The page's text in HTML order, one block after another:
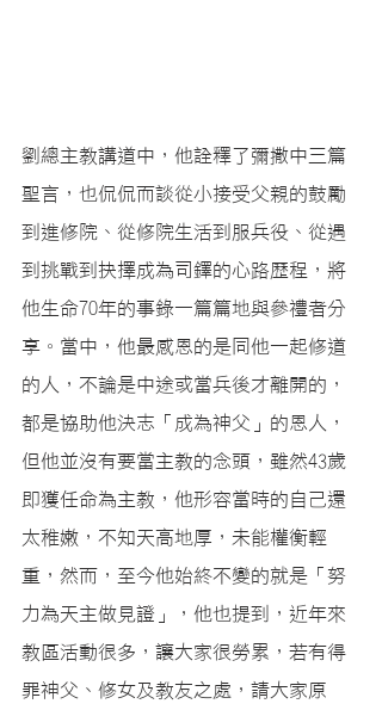
劉總主教講道中，他詮釋了彌撒中三篇
聖言，也侃侃而談從小接受父親的鼓勵
到進修院、從修院生活到服兵役、從遇
到挑戰到抉擇成為司鐸的心路歷程，將
他生命70年的事錄一篇篇地與參禮者分
享。當中，他最感恩的是同他一起修道
的人，不論是中途或當兵後才離開的，
都是協助他決志「成為神父」的恩人，
但他並沒有要當主教的念頭，雖然43歲
即獲任命為主教，他形容當時的自己還
太稚嫩，不知天高地厚，未能權衡輕
重，然而，至今他始終不變的就是「努
力為天主做見證」，他也提到，近年來
教區活動很多，讓大家很勞累，若有得
罪神父、修女及教友之處，請大家原